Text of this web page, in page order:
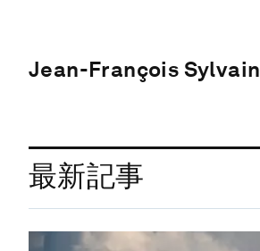
Jean-François Sylvain
最新記事